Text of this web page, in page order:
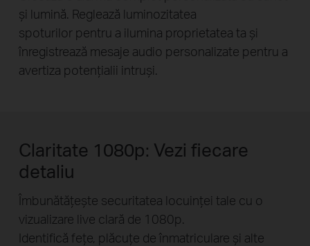
și lumină. Reglează luminozitatea
spoturilor pentru a ilumina proprietatea ta și
înregistrează mesaje audio personalizate pentru a
avertiza potențialii intruși.
Claritate 1080p: Vezi fiecare
detaliu
Îmbunătățește securitatea locuinței tale cu o
vizualizare live clară de 1080p.
Identifică fețe, plăcuțe de înmatriculare și alte